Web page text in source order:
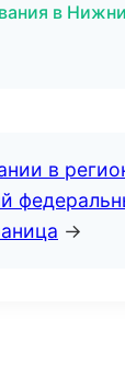
в
в
→